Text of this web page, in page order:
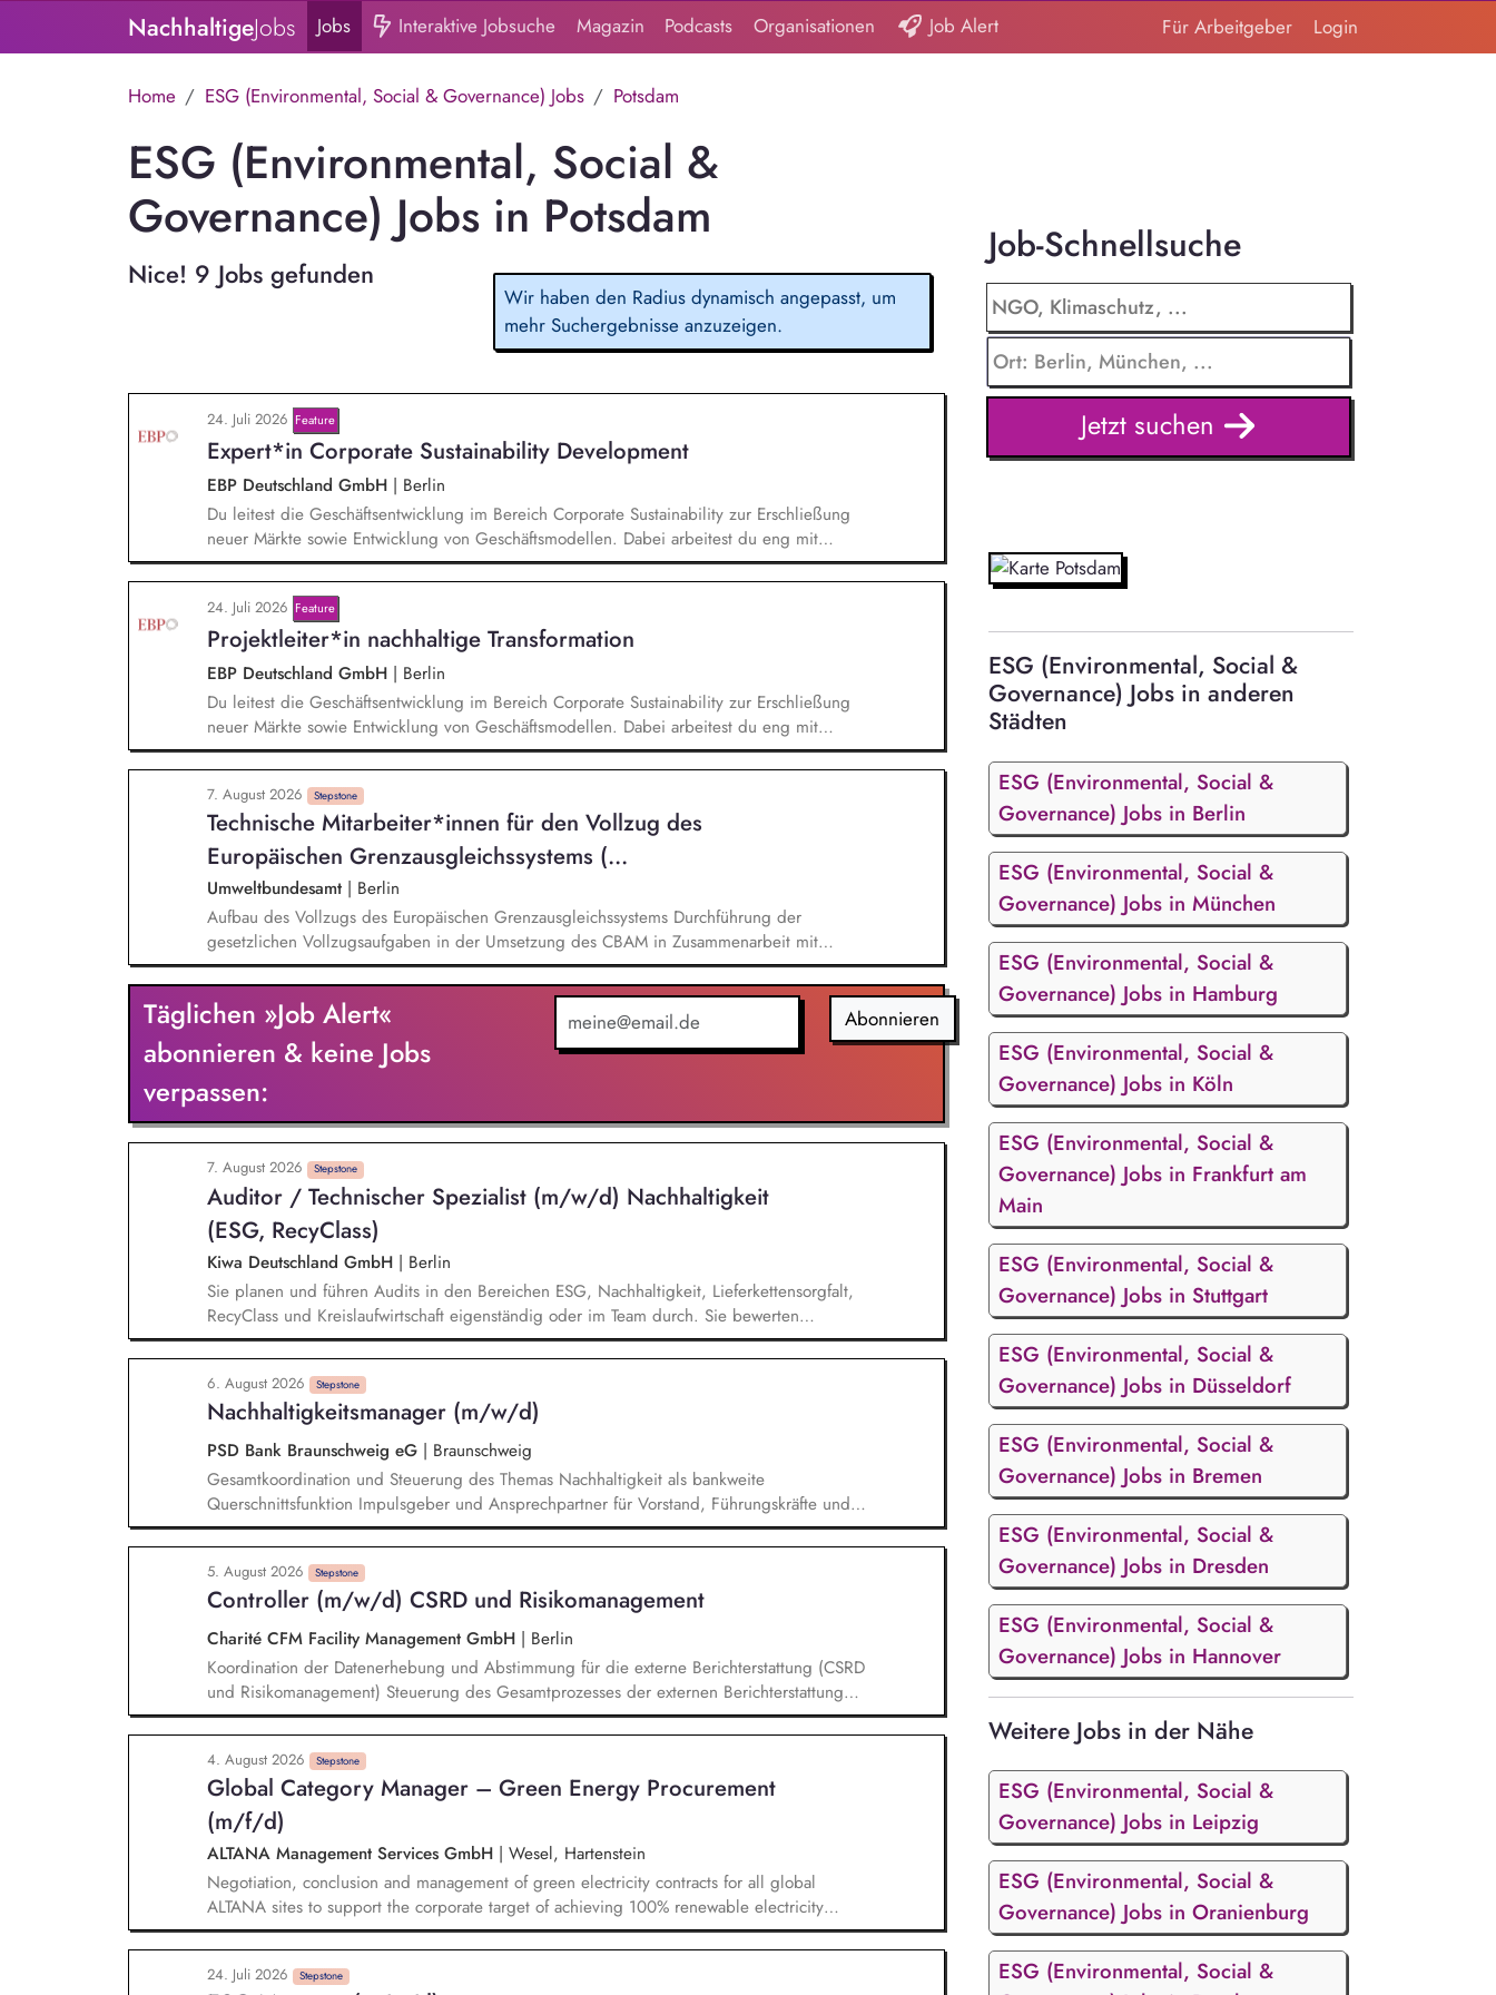
NachhaltigeJobs Jobs Interaktive Jobsuche Magazin Podcasts Organisationen Job Alert Für Arbeitgeber Login
Home ESG (Environmental, Social & Governance) Jobs Potsdam
ESG (Environmental, Social &
Governance) Jobs in Potsdam
Nice! 9 Jobs gefunden
Wir haben den Radius dynamisch angepasst, um
mehr Suchergebnisse anzuzeigen.
24. Juli 2026 Feature
Expert*in Corporate Sustainability Development
EBP Deutschland GmbH | Berlin
Du leitest die Geschäftsentwicklung im Bereich Corporate Sustainability zur Erschließung
neuer Märkte sowie Entwicklung von Geschäftsmodellen. Dabei arbeitest du eng mit
einem bestehenden Team zusammen und entwickelst dieses gemeinsam mit erfahrenen
Projektleiter*innen weiter. Zu Deinen Aufgaben gehören vor allem: Strategieentwicklung,
Trendanalysen, Partnermanagement sowie Akquisition von Aufträgen, Neukunden und
Projekten.
24. Juli 2026 Feature
Projektleiter*in nachhaltige Transformation
EBP Deutschland GmbH | Berlin
Du leitest die Geschäftsentwicklung im Bereich Corporate Sustainability zur Erschließung
neuer Märkte sowie Entwicklung von Geschäftsmodellen. Dabei arbeitest du eng mit
einem bestehenden Team zusammen und entwickelst dieses gemeinsam mit erfahrenen
Projektleiter*innen weiter. Zu Deinen Aufgaben gehören vor allem: Strategieentwicklung:
Entwurf und Umsetzung von Wachstumsstrategie und Geschäftsmodellen, Trendanalysen:
Frühzeitige Identifikation von Branchen- und Regulatoriktrends, Partnermanagement:
Aufbau von strategischen Partnerschaften, Kooperationen und Netzwerken, Akquisition von
Aufträgen, Neukunden und Projekten.
7. August 2026 Stepstone
Technische Mitarbeiter*innen für den Vollzug des
Europäischen Grenzausgleichs­systems (...
Umweltbundesamt | Berlin
Aufbau des Vollzugs des Europäischen Grenzausgleichssystems Durchführung der
gesetzlichen Vollzugsaufgaben in der Umsetzung des CBAM in Zusammenarbeit mit
anderen Facheinheiten der DEHSt, vor allem: - Prüfung von CBAM-Berichten und
‑Erklärungen sowie Prüfung, Aufbereitung und Bewertung der erhobenen Emissionsdaten -
Mitwirkung bei der Durchführung von Rechtsmittelverfahren - Kommunikation mit
Importeuren sowie dem Zoll und der Europäischen Kommission - Erarbeitung von
Strategien und Konzepten für den einheitlichen Vollzug der rechtlichen Regelungen zum
CBAM und deren Weiterentwicklung
Täglichen »Job Alert«
abonnieren & keine Jobs
verpassen:
Abonnieren
7. August 2026 Stepstone
Auditor / Technischer Spezialist (m/w/d) Nachhaltigkeit
(ESG, RecyClass)
Kiwa Deutschland GmbH | Berlin
Sie planen und führen Audits in den Bereichen ESG, Nachhaltigkeit, Lieferkettensorgfalt,
RecyClass und Kreislaufwirtschaft eigenständig oder im Team durch. Sie bewerten
Unternehmen hinsichtlich gesetzlicher, normativer und kundenspezifischer Nachhaltigkeits-
und Compliance-Anforderungen und erstellen aussagekräftige Auditberichte. Sie prüfen
Audit- und Bewertungsergebnisse, bewerten Korrekturmaßnahmen und stellen die
Einhaltung relevanter Standards und Zertifizierungsanforderungen sicher.
6. August 2026 Stepstone
Nachhaltigkeitsmanager (m/w/d)
PSD Bank Braunschweig eG | Braunschweig
Gesamtkoordination und Steuerung des Themas Nachhaltigkeit als bankweite
Querschnittsfunktion Impulsgeber und Ansprechpartner für Vorstand, Führungskräfte und
Fachbereiche Beratung und Unterstützung bei strategischen Fragestellungen und
geschäftspolitischen Entscheidungen Koordination und Leitung der Nachhaltigkeitsprojekte
inkl. Planung, Umsetzung und Monitoring Initiierung von Veränderungsprozessen und
aktive Gestaltung des Transformationswegs zur nachhaltigen Finanzwirtschaft
5. August 2026 Stepstone
Controller (m/w/d) CSRD und Risikomanagement
Charité CFM Facility Management GmbH | Berlin
Koordination der Datenerhebung und Abstimmung für die externe Berichterstattung (CSRD
und Risikomanagement) Steuerung des Gesamtprozesses der externen Berichterstattung
Sicherstellung einer fristgerechten und qualitativ hochwertigen Umsetzung in
Zusammenarbeit mit den beteiligten Fachbereichen Entwicklung & Einführung des
Berichtssystem CSRD und Risikomanagement Analysieren regulatorischer
Nachhaltigkeitsanforderungen für CSRD sowie entsprechende gesetzliche
Risikomanagement Berichtspflichten Aufbau und Weiterentwicklung von internen
Kontrollsystemen (IKS)
4. August 2026 Stepstone
Global Category Manager – Green Energy Procurement
(m/f/d)
ALTANA Management Services GmbH | Wesel, Hartenstein
Negotiation, conclusion and management of green electricity contracts for all global
ALTANA sites to support the corporate target of achieving 100% renewable electricity
sourcing. Monitoring regulatory developments and market requirements related to green
electricity procurement (e.g., GHG Protocol) and integrating relevant aspects into the
company's energy procurement strategy in close collaboration with Corporate Sustainability
24. Juli 2026 Stepstone
Job-Schnellsuche
Jetzt suchen
ESG (Environmental, Social &
Governance) Jobs in anderen
Städten
ESG (Environmental, Social &
Governance) Jobs in Berlin
ESG (Environmental, Social &
Governance) Jobs in München
ESG (Environmental, Social &
Governance) Jobs in Hamburg
ESG (Environmental, Social &
Governance) Jobs in Köln
ESG (Environmental, Social &
Governance) Jobs in Frankfurt am
Main
ESG (Environmental, Social &
Governance) Jobs in Stuttgart
ESG (Environmental, Social &
Governance) Jobs in Düsseldorf
ESG (Environmental, Social &
Governance) Jobs in Bremen
ESG (Environmental, Social &
Governance) Jobs in Dresden
ESG (Environmental, Social &
Governance) Jobs in Hannover
Weitere Jobs in der Nähe
ESG (Environmental, Social &
Governance) Jobs in Leipzig
ESG (Environmental, Social &
Governance) Jobs in Oranienburg
ESG (Environmental, Social &